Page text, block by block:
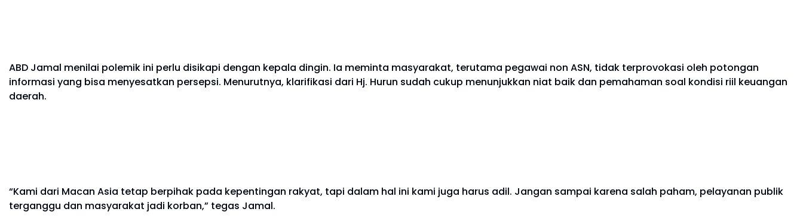
ABD Jamal menilai polemik ini perlu disikapi dengan kepala dingin. Ia meminta masyarakat, terutama pegawai non ASN, tidak terprovokasi oleh potongan
informasi yang bisa menyesatkan persepsi. Menurutnya, klarifikasi dari Hj. Hurun sudah cukup menunjukkan niat baik dan pemahaman soal kondisi riil keuangan
daerah.
“Kami dari Macan Asia tetap berpihak pada kepentingan rakyat, tapi dalam hal ini kami juga harus adil. Jangan sampai karena salah paham, pelayanan publik
terganggu dan masyarakat jadi korban,” tegas Jamal.